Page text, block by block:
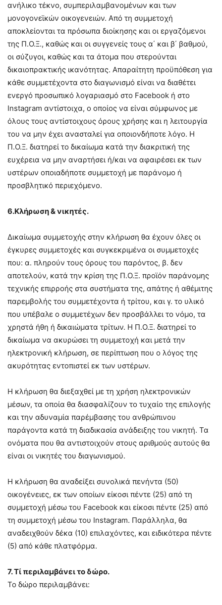
ανήλικο τέκνο, συμπεριλαμβανομένων και των
μονογονεϊκών οικογενειών. Από τη συμμετοχή
αποκλείονται τα πρόσωπα διοίκησης και οι εργαζόμενοι
της Π.Ο.Ξ., καθώς και οι συγγενείς τους α΄ και β΄ βαθμού,
οι σύζυγοι, καθώς και τα άτομα που στερούνται
δικαιοπρακτικής ικανότητας. Απαραίτητη προϋπόθεση για
κάθε συμμετέχοντα στο διαγωνισμό είναι να διαθέτει
ενεργό προσωπικό λογαριασμό στο Facebook ή στο
Instagram αντίστοιχα, ο οποίος να είναι σύμφωνος με
όλους τους αντίστοιχους όρους χρήσης και η λειτουργία
του να μην έχει ανασταλεί για οποιονδήποτε λόγο. Η
Π.Ο.Ξ. διατηρεί το δικαίωμα κατά την διακριτική της
ευχέρεια να μην αναρτήσει ή/και να αφαιρέσει εκ των
υστέρων οποιαδήποτε συμμετοχή με παράνομο ή
προσβλητικό περιεχόμενο.
6.Κλήρωση & νικητές.
Δικαίωμα συμμετοχής στην κλήρωση θα έχουν όλες οι
έγκυρες συμμετοχές και συγκεκριμένα οι συμμετοχές
που: α. πληρούν τους όρους του παρόντος, β. δεν
αποτελούν, κατά την κρίση της Π.Ο.Ξ. προϊόν παράνομης
τεχνικής επιρροής στα συστήματα της, απάτης ή αθέμιτης
παρεμβολής του συμμετέχοντα ή τρίτου, και γ. το υλικό
που υπέβαλε ο συμμετέχων δεν προσβάλλει το νόμο, τα
χρηστά ήθη ή δικαιώματα τρίτων. Η Π.Ο.Ξ. διατηρεί το
δικαίωμα να ακυρώσει τη συμμετοχή και μετά την
ηλεκτρονική κλήρωση, σε περίπτωση που ο λόγος της
ακυρότητας εντοπιστεί εκ των υστέρων.
Η κλήρωση θα διεξαχθεί με τη χρήση ηλεκτρονικών
μέσων, τα οποία θα διασφαλίζουν το τυχαίο της επιλογής
και την αδυναμία παρέμβασης του ανθρώπινου
παράγοντα κατά τη διαδικασία ανάδειξης του νικητή. Τα
ονόματα που θα αντιστοιχούν στους αριθμούς αυτούς θα
είναι οι νικητές του διαγωνισμού.
Η κλήρωση θα αναδείξει συνολικά πενήντα (50)
οικογένειες, εκ των οποίων είκοσι πέντε (25) από τη
συμμετοχή μέσω του Facebook και είκοσι πέντε (25) από
τη συμμετοχή μέσω του Instagram. Παράλληλα, θα
αναδειχθούν δέκα (10) επιλαχόντες, και ειδικότερα πέντε
(5) από κάθε πλατφόρμα.
7. Τί περιλαμβάνει το δώρο.
Το δώρο περιλαμβάνει: